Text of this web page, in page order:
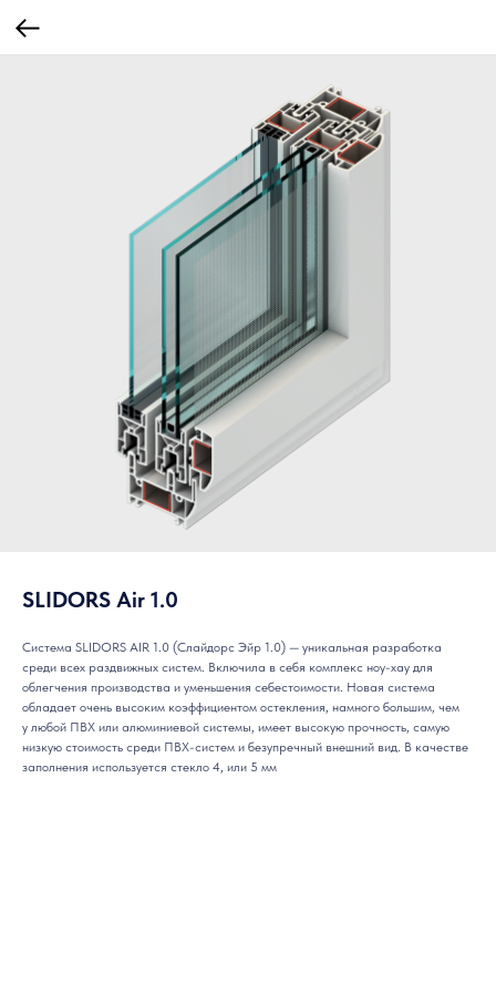
SLIDORS Air 1.0
Система SLIDORS AIR 1.0 (Слайдорс Эйр 1.0) — уникальная разработка
среди всех раздвижных систем. Включила в себя комплекс ноу-хау для
облегчения производства и уменьшения себестоимости. Новая система
обладает очень высоким коэффициентом остекления, намного большим, чем
у любой ПВХ или алюминиевой системы, имеет высокую прочность, самую
низкую стоимость среди ПВХ-систем и безупречный внешний вид. В качестве
заполнения используется стекло 4, или 5 мм